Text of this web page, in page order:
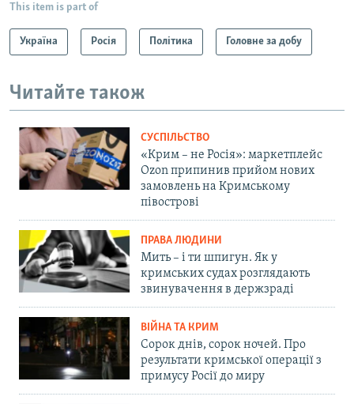
This item is part of
Україна Росія Політика Головне за добу
Читайте також
СУСПІЛЬСТВО
«Крим – не Росія»: маркетплейс
Ozon припинив прийом нових
замовлень на Кримському
півострові
ПРАВА ЛЮДИНИ
Мить – і ти шпигун. Як у
кримських судах розглядають
звинувачення в держзраді
ВІЙНА ТА КРИМ
Сорок днів, сорок ночей. Про
результати кримської операції з
примусу Росії до миру